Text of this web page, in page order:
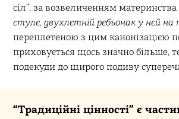
сіл”, за возвеличенням материнства
стулє, двухлєтній рєбьонак у нєй на
переплетеною з цим канонізацією
приховується щось значно більше,
подекуди до щирого подиву
“Традиційні цінності” є